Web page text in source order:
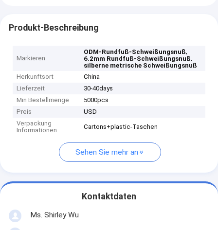
Produkt-Beschreibung
Markieren
ODM-Rundfuß-Schweißungsnuß,
6.2mm Rundfuß-Schweißungsnuß,
silberne metrische Schweißungsnuß
Herkunftsort
China
Lieferzeit
30-40days
Min Bestellmenge
5000pcs
Preis
USD
Verpackung
Informationen
Cartons+plastic-Taschen
Sehen Sie mehr an
Kontaktdaten
Ms. Shirley Wu